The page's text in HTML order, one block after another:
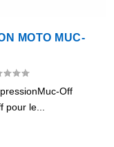
MOTO MUC-
Off
le...